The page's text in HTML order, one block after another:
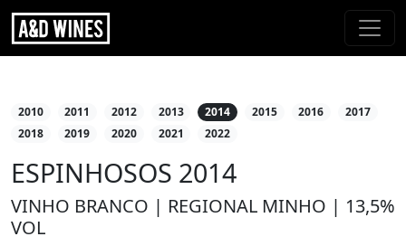
2010 2011 2012 2013 2014 2015 2016
2017
2018
2019 2020 2021 2022
ESPINHOSOS 2014
VINHO BRANCO | REGIONAL MINHO | 13,5%
VOL